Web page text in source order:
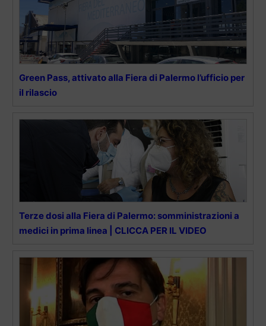
Green Pass, attivato alla Fiera di Palermo l’ufficio per
il rilascio
Terze dosi alla Fiera di Palermo: somministrazioni a
medici in prima linea | CLICCA PER IL VIDEO